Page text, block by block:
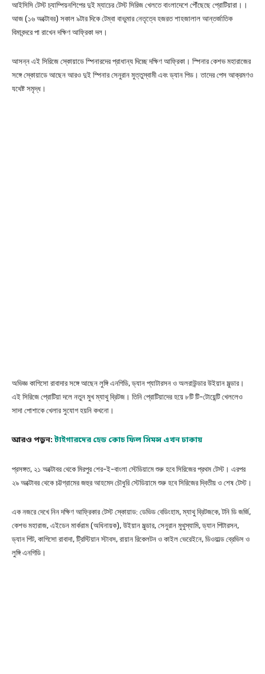
আইসিসি টেস্ট চ্যাম্পিয়নশিপের দুই ম্যাচের টেস্ট সিরিজ খেলতে বাংলাদেশে পৌঁছেছে প্রোটিয়ারা।।
আজ (১৬ অক্টোবর) সকাল ৯টার দিকে টেম্বা বাভুমার নেতৃত্বে হজরত শাহজালাল আন্তর্জাতিক
বিমাবন্দরে পা রাখেন দক্ষিণ আফ্রিকা দল।
আসন্ন এই সিরিজে স্কোয়াডে স্পিনারদের প্রাধান্য দিচ্ছে দক্ষিণ আফ্রিকা। স্পিনার কেশভ মহারাজের
সঙ্গে স্কোয়াডে আছেন আরও দুই স্পিনার সেনুরান মুত্তুস্বামী এবং ড্যান পিড। তাদের পেস আক্রমণও
যথেষ্ট সমৃদ্ধ।
অভিজ্ঞ কাগিসো রাবাদার সঙ্গে আছেন লুঙ্গি এনগিডি, ড্যান প্যাটারসন ও অলরাউন্ডার উইয়ান মুল্ডার।
এই সিরিজে প্রোটিয়া দলে নতুন মুখ ম্যাথু ব্রিটজ। তিনি প্রোটিয়াদের হয়ে ৮টি টি-টোয়েন্টি খেললেও
সাদা পোশাকে খেলার সুযোগ হয়নি কখনো।
আরও পড়ুন: টাইগারদের হেড কোচ ফিল সিমন্স এখন ঢাকায়
প্রসঙ্গত, ২১ অক্টোবর থেকে মিরপুর শের-ই-বাংলা স্টেডিয়ামে শুরু হবে সিরিজের প্রথম টেস্ট। এরপর
২৯ অক্টোবর থেকে চট্টগ্রামের জহুর আহমেদ চৌধুরি স্টেডিয়ামে শুরু হবে সিরিজের দ্বিতীয় ও শেষ টেস্ট।
এক নজরে দেখে নিন দক্ষিণ আফ্রিকার টেস্ট স্কোয়াড: ডেভিড বেডিংহাম, ম্যাথু ব্রিটজকে, টনি ডি জর্জি,
কেশভ মহারাজ, এইডেন মার্করাম (অধিনায়ক), উইয়ান মুল্ডার, সেনুরান মুথুস্যামি, ড্যান পিটারসন,
ড্যান পিট, কাগিসো রাবাদা, ট্রিস্টিয়ান স্টাবস, রায়ান রিকেলটন ও কাইল ভেরেইনে, ডিওয়াল্ড ব্রেভিস ও
লুঙ্গি এনগিডি।